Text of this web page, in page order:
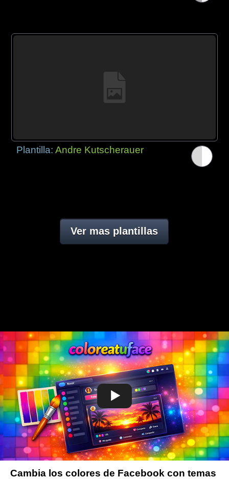
Plantilla:Andre Kutscherauer
Ver mas plantillas
Cambia los colores de Facebook con temas